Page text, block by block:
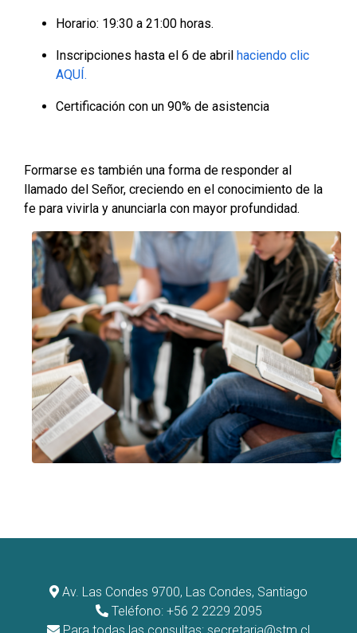
Horario: 19:30 a 21:00 horas.
Inscripciones hasta el 6 de abril haciendo clic
AQUÍ.
Certificación con un 90% de asistencia
Formarse es también una forma de responder al
llamado del Señor, creciendo en el conocimiento de la
fe para vivirla y anunciarla con mayor profundidad.
Av. Las Condes 9700, Las Condes, Santiago
Teléfono: +56 2 2229 2095